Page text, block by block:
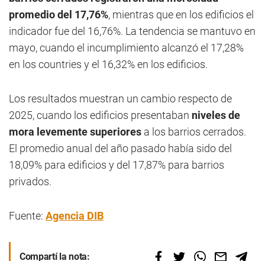
promedio del 17,76%, mientras que en los edificios el
indicador fue del 16,76%. La tendencia se mantuvo en
mayo, cuando el incumplimiento alcanzó el 17,28%
en los countries y el 16,32% en los edificios.
Los resultados muestran un cambio respecto de
2025, cuando los edificios presentaban niveles de
mora levemente superiores a los barrios cerrados.
El promedio anual del año pasado había sido del
18,09% para edificios y del 17,87% para barrios
privados.
Fuente: Agencia DIB
Compartí la nota: